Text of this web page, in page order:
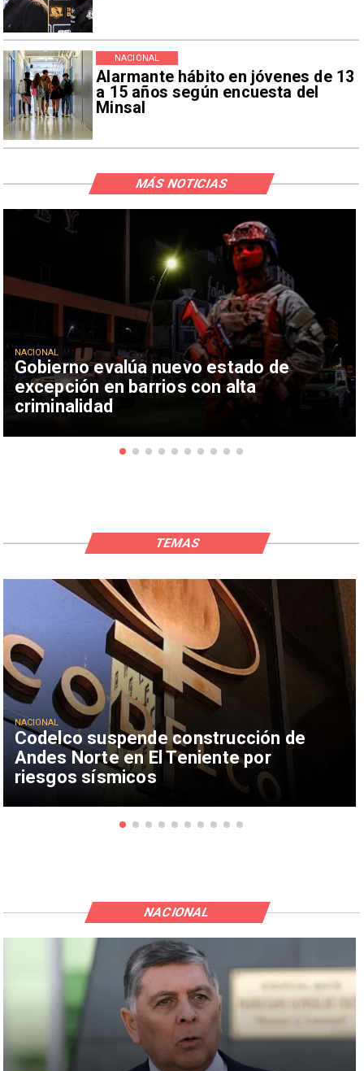
Alarmante hábito en jóvenes de 13
a 15 años según encuesta del
Minsal
NACIONAL
Gobierno evalúa nuevo estado de
excepción en barrios con alta
criminalidad
NACIONAL
MÁS NOTICIAS
Codelco suspende construcción de
Andes Norte en El Teniente por
riesgos sísmicos
NACIONAL
TEMAS
NACIONAL